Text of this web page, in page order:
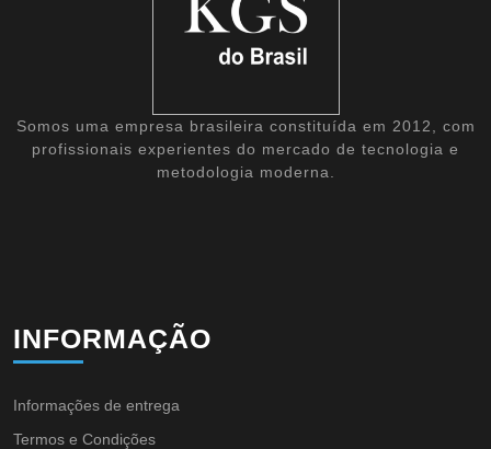
Somos uma empresa brasileira constituída em 2012, com
profissionais experientes do mercado de tecnologia e
metodologia moderna.
INFORMAÇÃO
Informações de entrega
Termos e Condições